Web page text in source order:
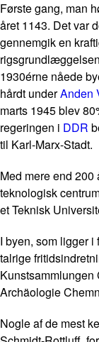
Første gang, man
året 1143. Det var
gennemgik en
1930érne nåede
hårdt underAnden
marts 1945 blev
regeringen i DDR
til Karl-Marx-Stadt.
Med mere end
teknologisk
et Teknisk
I byen, som ligger
talrige
Kunstsammlungen
Archäologie
Nogle af de mest